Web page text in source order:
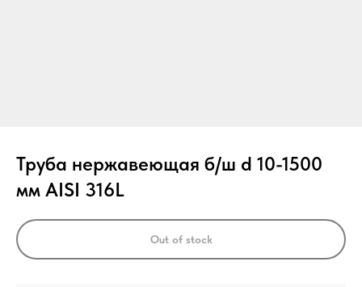
Труба нержавеющая б/ш d 10-1500
мм AISI 316L
Out of stock